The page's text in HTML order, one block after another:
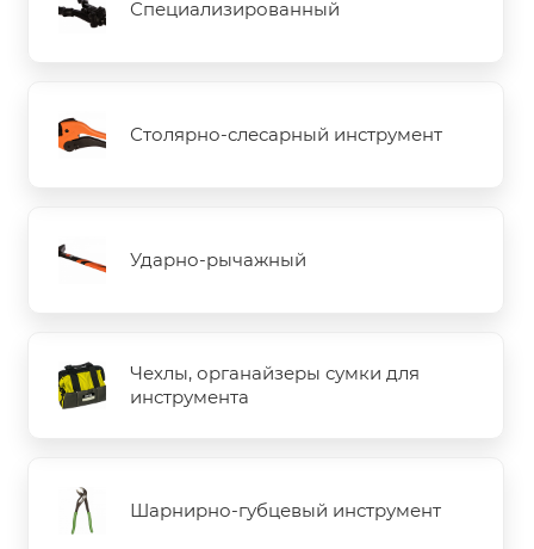
Специализированный
Столярно-слесарный инструмент
Ударно-рычажный
Чехлы, органайзеры сумки для
инструмента
Шарнирно-губцевый инструмент